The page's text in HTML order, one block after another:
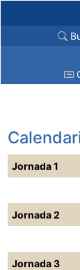
Jornada 1
Jornada 2
Jornada 3